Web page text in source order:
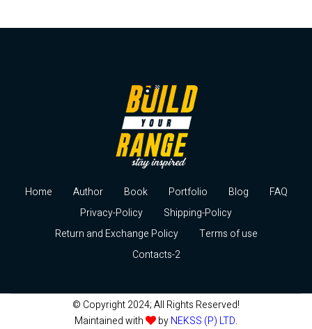
Home Author Book Portfolio Blog
FAQ
Privacy-Policy
Shipping-Policy
Return and Exchange Policy
Terms of use
Contacts-2
© Copyright 2024; All Rights Reserved!
Maintained with
byNEKSS (P) LTD.